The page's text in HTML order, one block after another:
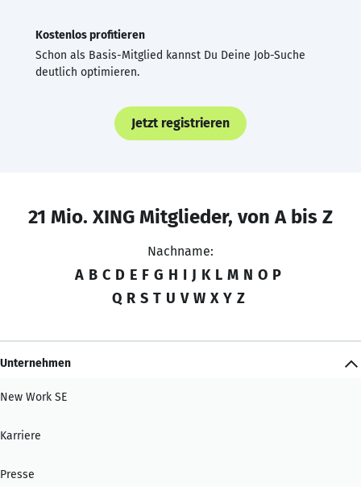
Kostenlos profitieren
Schon als Basis-Mitglied kannst Du Deine Job-Suche
deutlich optimieren.
Jetzt registrieren
21 Mio. XING Mitglieder, von A bis Z
Nachname:
A B C D E F G H I J K L M N O P
Q R S T U V W X Y Z
Unternehmen
New Work SE
Karriere
Presse